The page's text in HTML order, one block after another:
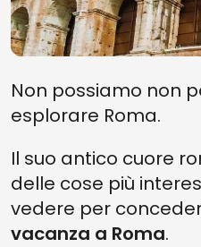
Non possiamo non
esplorare Roma.
Il suo antico cuore
delle cose più
vedere per
vacanza a Roma.